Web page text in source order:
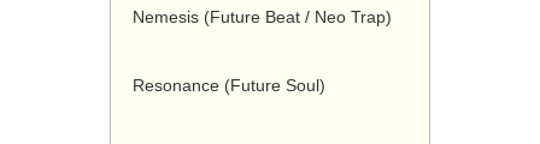
Nemesis (Future Beat / Neo Trap)
Resonance (Future Soul)